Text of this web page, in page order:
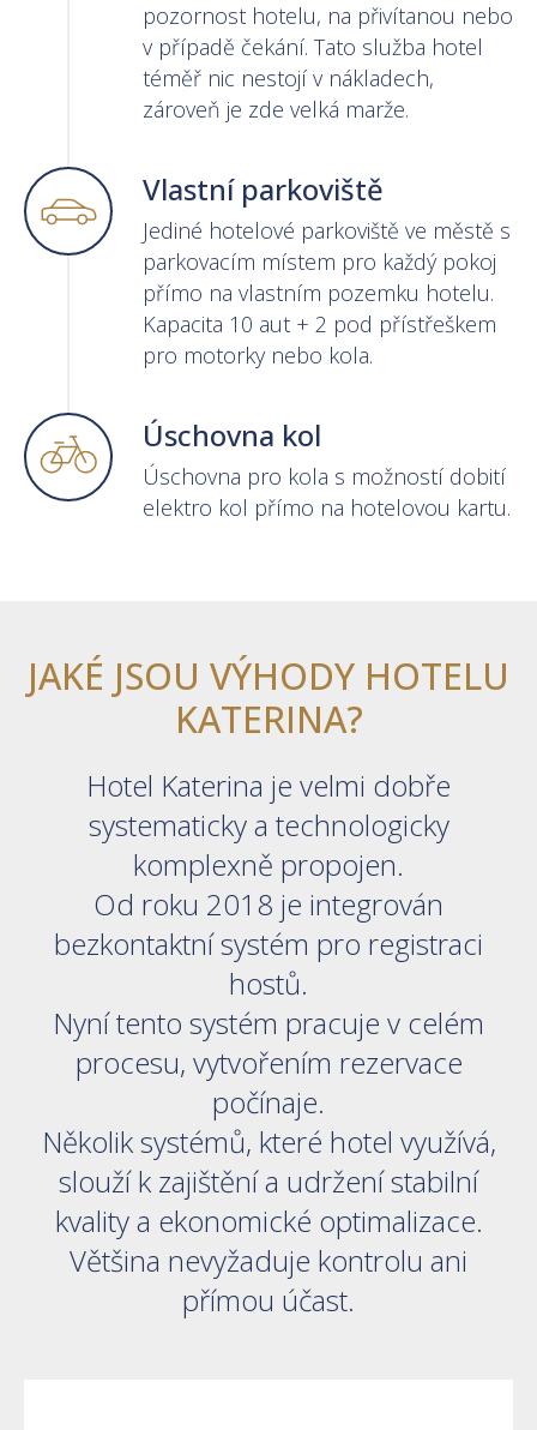
pozornost hotelu, na přivítanou nebo
v případě čekání. Tato služba hotel
téměř nic nestojí v nákladech,
zároveň je zde velká marže.
Vlastní parkoviště
Jediné hotelové parkoviště ve městě s
parkovacím místem pro každý pokoj
přímo na vlastním pozemku hotelu.
Kapacita 10 aut + 2 pod přístřeškem
pro motorky nebo kola.
Úschovna kol
Úschovna pro kola s možností dobití
elektro kol přímo na hotelovou kartu.
JAKÉ JSOU VÝHODY HOTELU
KATERINA?
Hotel Katerina je velmi dobře
systematicky a technologicky
komplexně propojen.
Od roku 2018 je integrován
bezkontaktní systém pro registraci
hostů.
Nyní tento systém pracuje v celém
procesu, vytvořením rezervace
počínaje.
Několik systémů, které hotel využívá,
slouží k zajištění a udržení stabilní
kvality a ekonomické optimalizace.
Většina nevyžaduje kontrolu ani
přímou účast.